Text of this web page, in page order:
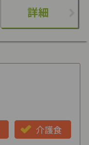
詳細
介護食